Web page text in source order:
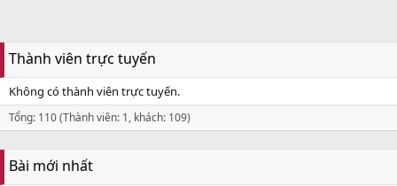
Thành viên trực tuyến
Không có thành viên trực tuyến.
Tổng: 110 (Thành viên: 1, khách: 109)
Bài mới nhất